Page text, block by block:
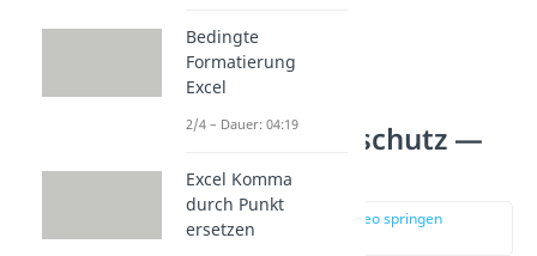
Excel Passwortschutz —
Optionen
zur Stelle im Video springen
Bedingte
Formatierung
Excel
2/4 – Dauer: 04:19
Excel Komma
durch Punkt
ersetzen